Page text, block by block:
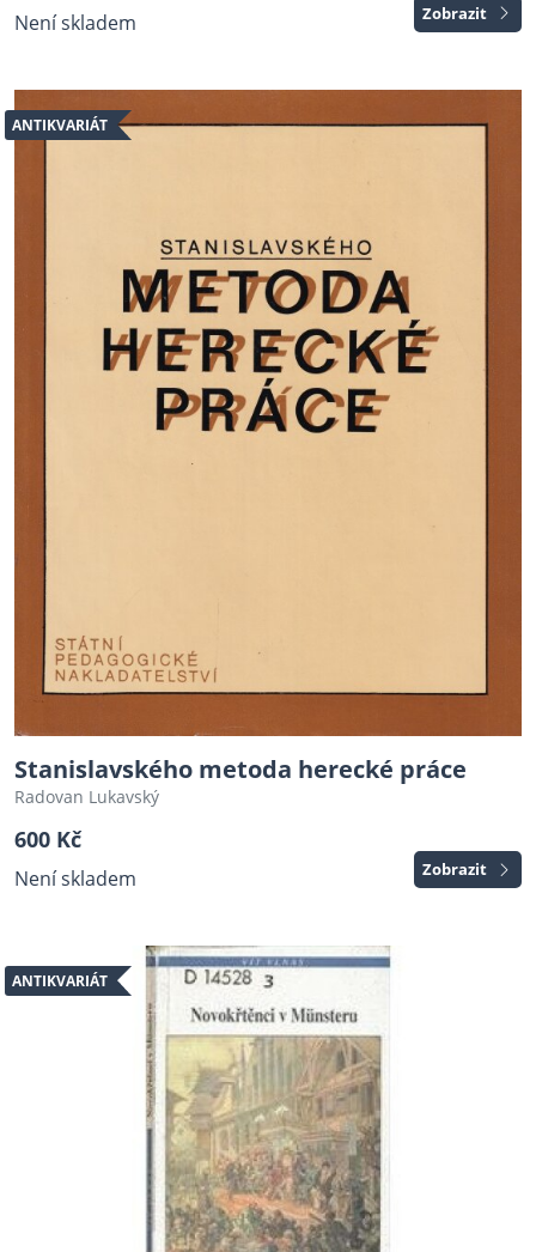
Není skladem Zobrazit
ANTIKVARIÁT
Stanislavského metoda herecké práce
Radovan Lukavský
600 Kč
Není skladem Zobrazit
ANTIKVARIÁT